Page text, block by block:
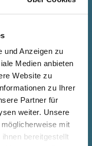
und Anzeigen zu
Medien anbieten
Website zu
zu Ihrer
Partner für
weiter. Unsere
mit
bereitgestellt
sont
extrêmes
et des
offrent une